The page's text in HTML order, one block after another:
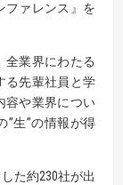
ファレンス』を
全業界にわたる
る先輩社員と学
容や業界につい
”生”の情報が得
た約230社が出